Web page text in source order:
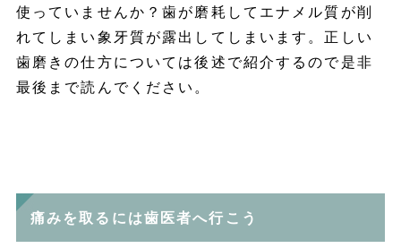
使っていませんか？歯が磨耗してエナメル質が削
れてしまい象牙質が露出してしまいます。正しい
歯磨きの仕方については後述で紹介するので是非
最後まで読んでください。
痛みを取るには歯医者へ行こう